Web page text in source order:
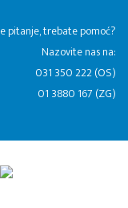
pitanje, trebate pomoć?
Nazovite nas na:
031 350 222 (OS)
01 3880 167 (ZG)